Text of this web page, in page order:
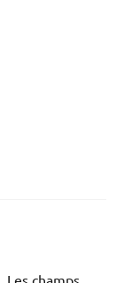
Les champs